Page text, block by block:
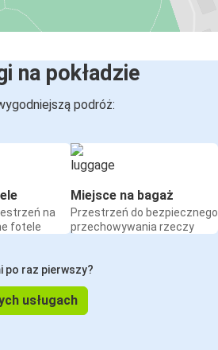
na pokładzie
podróż:
na
fotele
Miejsce na bagaż
Przestrzeń do bezpiecznego
przechowywania rzeczy
po raz pierwszy?
usługach